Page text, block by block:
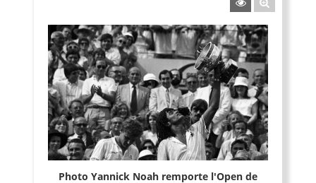
Photo Yannick Noah remporte l'Open de